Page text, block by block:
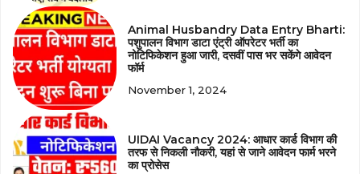
Animal Husbandry Data Entry Bharti:
पशुपालन विभाग डाटा एंट्री ऑपरेटर भर्ती का
नोटिफिकेशन हुआ जारी, दसवीं पास भर सकेंगे आवेदन
फॉर्म
November 1, 2024
UIDAI Vacancy 2024: आधार कार्ड विभाग की
तरफ से निकली नौकरी, यहां से जाने आवेदन फार्म भरने
का प्रोसेस